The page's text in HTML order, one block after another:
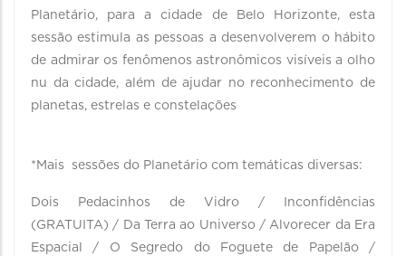
Planetário, para a cidade de Belo Horizonte, esta
sessão estimula as pessoas a desenvolverem o hábito
de admirar os fenômenos astronômicos visíveis a olho
nu da cidade, além de ajudar no reconhecimento de
planetas, estrelas e constelações
*Mais sessões do Planetário com temáticas diversas:
Dois Pedacinhos de Vidro / Inconfidências
(GRATUITA) / Da Terra ao Universo / Alvorecer da Era
Espacial / O Segredo do Foguete de Papelão /